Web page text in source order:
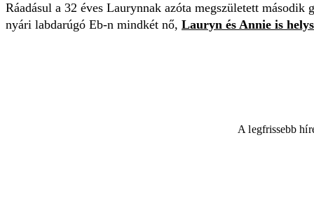
Ráadásul a 32 éves Laurynnak azóta megszületett
nyári labdarúgó Eb-n mindkét nő, Lauryn és Annie is
A legfrissebb